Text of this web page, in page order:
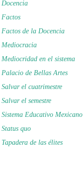
Docencia
Factos
Factos de la Docencia
Mediocracia
Mediocridad en el sistema
Palacio de Bellas Artes
Salvar el cuatrimestre
Salvar el semestre
Sistema Educativo Mexicano
Status quo
Tapadera de las élites